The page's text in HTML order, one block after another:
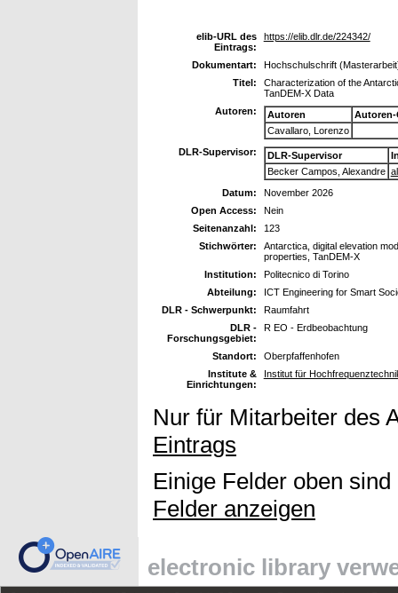
elib-URL des
Eintrags:
https://elib.dlr.de/224342/
Dokumentart:
Hochschulschrift
Titel:
Characterization of the
TanDEM-X Data
Autoren:
Autoren
Autoren-
Cavallaro, Lorenzo
DLR-Supervisor:
DLR-Supervisor
Becker Campos, Alexandre
Datum:
November 2026
Open Access:
Nein
Seitenanzahl:
123
Stichwörter:
Antarctica, digital elevation
properties, TanDEM-X
Institution:
Politecnico di Torino
Abteilung:
ICT Engineering for Smart
DLR - Schwerpunkt:
Raumfahrt
DLR -
Forschungsgebiet:
R EO - Erdbeobachtung
Standort:
Oberpfaffenhofen
Institute &
Einrichtungen:
Institut für
Nur für Mitarbeiter des
Eintrags
Einige Felder oben
Felder anzeigen
electronic library